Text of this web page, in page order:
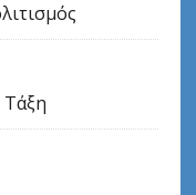
Τάξη